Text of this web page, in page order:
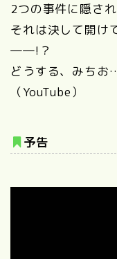
2つの事件に隠さ
それは決して開け
――!？
どうする、みちお
（YouTube）
予告